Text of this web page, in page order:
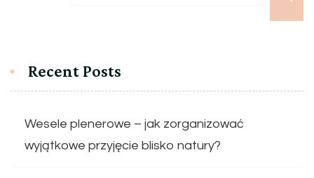
Recent Posts
Wesele plenerowe – jak zorganizować
wyjątkowe przyjęcie blisko natury?